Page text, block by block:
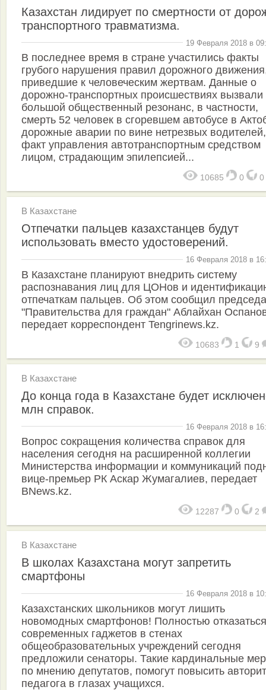
Казахстан лидирует по смертности от
транспортного травматизма.
19 Февраля 2018 в
В последнее время в стране участились факты
грубого нарушения правил дорожного
приведшие к человеческим жертвам. Данные о
дорожно-транспортных происшествиях вызвали
большой общественный резонанс, в частности,
смерть 52 человек в сгоревшем автобусе в
дорожные аварии по вине нетрезвых водителей,
факт управления автотранспортным средством
лицом, страдающим эпилепсией...
10685 0 0
В Казахстане
Отпечатки пальцев казахстанцев будут
использовать вместо удостоверений.
16 Февраля 2018 в
В Казахстане планируют внедрить систему
распознавания лиц для ЦОНов и
отпечаткам пальцев. Об этом сообщил
"Правительства для граждан" Аблайхан
передает корреспондент Tengrinews.kz.
10683 1 9
В Казахстане
До конца года в Казахстане будет
млн справок.
16 Февраля 2018 в
Вопрос сокращения количества справок для
населения сегодня на расширенной коллегии
Министерства информации и коммуникаций
вице-премьер РК Аскар Жумагалиев, передает
BNews.kz.
12287 0 2
В Казахстане
В школах Казахстана могут запретить
смартфоны
16 Февраля 2018 в
Казахстанских школьников могут лишить
новомодных смартфонов! Полностью
современных гаджетов в стенах
общеобразовательных учреждений сегодня
предложили сенаторы. Такие кардинальные
по мнению депутатов, помогут повысить
педагога в глазах учащихся.